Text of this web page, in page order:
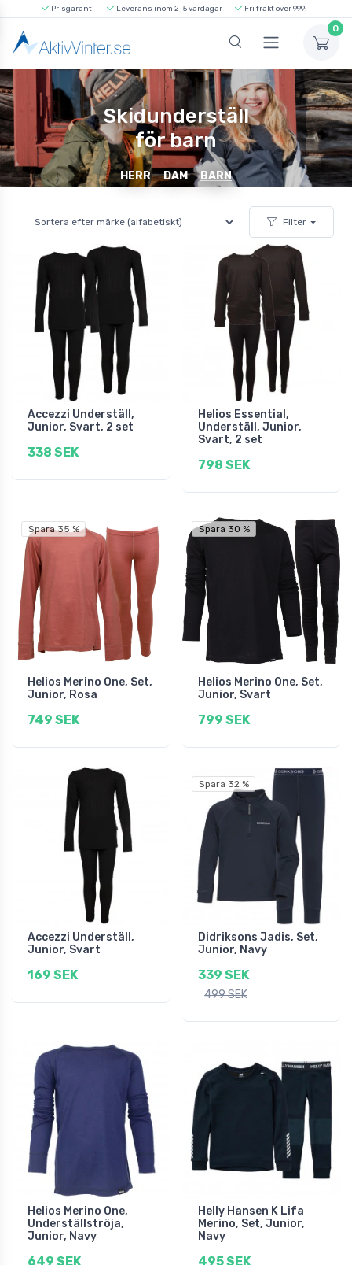
Prisgaranti Leverans inom 2-5 vardagar Fri frakt över 999:-
0
Skidunderställ
för barn
HERR DAM BARN
Filter
Accezzi Underställ,
Junior, Svart, 2 set
338 SEK
Helios Essential,
Underställ, Junior,
Svart, 2 set
798 SEK
Spara 35 %
Helios Merino One, Set,
Junior, Rosa
749 SEK
Spara 30 %
Helios Merino One, Set,
Junior, Svart
799 SEK
Accezzi Underställ,
Junior, Svart
169 SEK
Spara 32 %
Didriksons Jadis, Set,
Junior, Navy
339 SEK
499 SEK
Helios Merino One,
Underställströja,
Junior, Navy
649 SEK
Helly Hansen K Lifa
Merino, Set, Junior,
Navy
495 SEK